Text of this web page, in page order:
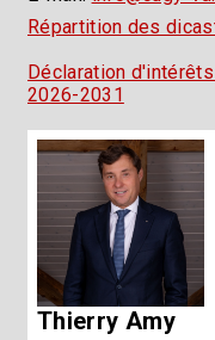
Répartition des
Déclaration
2026-2031
Thierry Amy